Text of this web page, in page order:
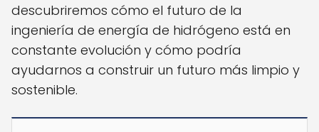
descubriremos cómo el futuro de la
ingeniería de energía de hidrógeno está en
constante evolución y cómo podría
ayudarnos a construir un futuro más limpio y
sostenible.